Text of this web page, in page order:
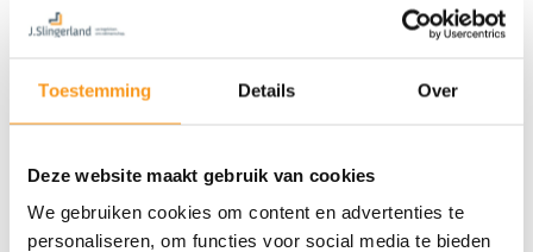
Toestemming Details Over
Deze website maakt gebruik van cookies
We gebruiken cookies om content en advertenties te
personaliseren, om functies voor social media te bieden